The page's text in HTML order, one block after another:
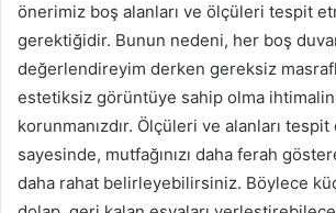
önerimiz boş alanları ve ölçüleri tespit
gerektiğidir. Bunun nedeni, her boş
değerlendireyim derken gereksiz
estetiksiz görüntüye sahip olma
korunmanızdır. Ölçüleri ve alanları
sayesinde, mutfağınızı daha ferah
daha rahat belirleyebilirsiniz. Böylece